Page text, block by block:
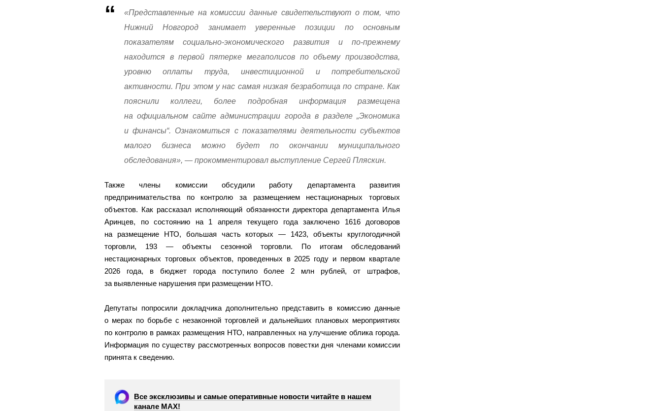
«Представленные на комиссии данные свидетельствуют о том, что
Нижний Новгород занимает уверенные позиции по основным
показателям социально-экономического развития и по-прежнему
находится в первой пятерке мегаполисов по объему производства,
уровню оплаты труда, инвестиционной и потребительской
активности. При этом у нас самая низкая безработица по стране. Как
пояснили коллеги, более подробная информация размещена
на официальном сайте администрации города в разделе „Экономика
и финансы“. Ознакомиться с показателями деятельности субъектов
малого бизнеса можно будет по окончании муниципального
обследования», — прокомментировал выступление Сергей Пляскин.
Также члены комиссии обсудили работу департамента развития
предпринимательства по контролю за размещением нестационарных торговых
объектов. Как рассказал исполняющий обязанности директора департамента Илья
Аринцев, по состоянию на 1 апреля текущего года заключено 1616 договоров
на размещение НТО, большая часть которых — 1423, объекты круглогодичной
торговли, 193 — объекты сезонной торговли. По итогам обследований
нестационарных торговых объектов, проведенных в 2025 году и первом квартале
2026 года, в бюджет города поступило более 2 млн рублей, от штрафов,
за выявленные нарушения при размещении НТО.
Депутаты попросили докладчика дополнительно представить в комиссию данные
о мерах по борьбе с незаконной торговлей и дальнейших плановых мероприятиях
по контролю в рамках размещения НТО, направленных на улучшение облика города.
Информация по существу рассмотренных вопросов повестки дня членами комиссии
принята к сведению.
Все эксклюзивы и самые оперативные новости читайте в нашем
канале МАХ!